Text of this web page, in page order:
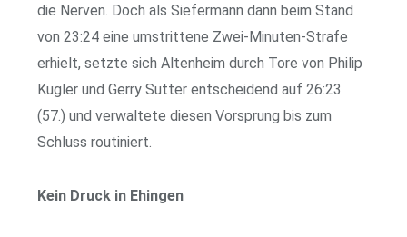
die Nerven. Doch als Siefermann dann beim Stand
von 23:24 eine umstrittene Zwei-Minuten-Strafe
erhielt, setzte sich Altenheim durch Tore von Philip
Kugler und Gerry Sutter entscheidend auf 26:23
(57.) und verwaltete diesen Vorsprung bis zum
Schluss routiniert.
Kein Druck in Ehingen